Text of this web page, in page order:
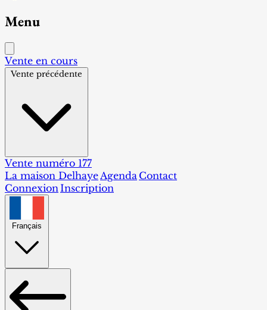
Menu
Vente en cours
Vente précédente
Vente numéro 177
La maison DelhayeAgenda Contact
ConnexionInscription
Français